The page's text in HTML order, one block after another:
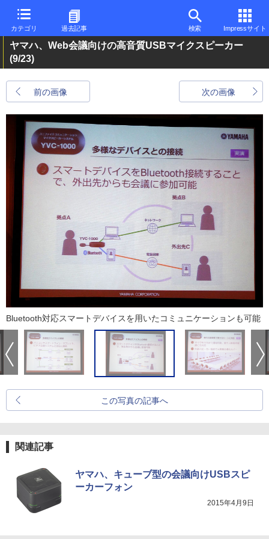
カテゴリ 過去記事 検索 Impressサイト
ヤマハ、Web会議向けの高音質USBマイクスピーカー
(9/23)
前の画像 次の画像
Bluetooth対応スマートデバイスを用いたコミュニケーションも可能
この写真の記事へ
関連記事
ヤマハ、キューブ型の会議向けUSBスピ
ーカーフォン
2015年4月9日